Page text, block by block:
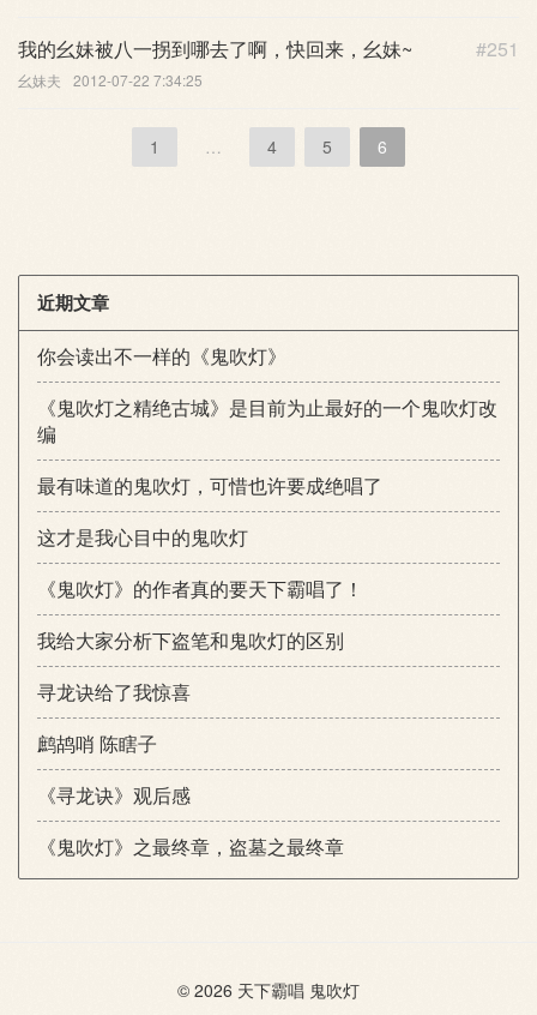
#251
我的幺妹被八一拐到哪去了啊，快回来，幺妹~
幺妹夫 2012-07-22 7:34:25
1 … 4 5 6
近期文章
你会读出不一样的《鬼吹灯》
《鬼吹灯之精绝古城》是目前为止最好的一个鬼吹灯改
编
最有味道的鬼吹灯，可惜也许要成绝唱了
这才是我心目中的鬼吹灯
《鬼吹灯》的作者真的要天下霸唱了！
我给大家分析下盗笔和鬼吹灯的区别
寻龙诀给了我惊喜
鹧鸪哨 陈瞎子
《寻龙诀》观后感
《鬼吹灯》之最终章，盗墓之最终章
© 2026 天下霸唱 鬼吹灯